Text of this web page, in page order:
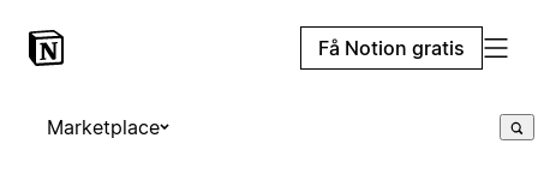
Få Notion gratis
Marketplace